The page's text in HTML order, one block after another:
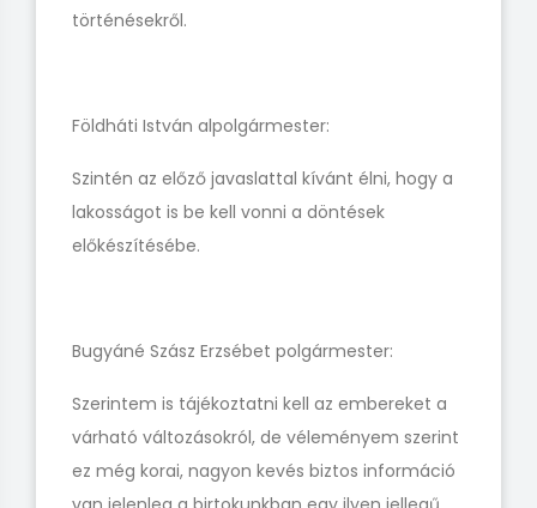
történésekről.
Földháti István alpolgármester:
Szintén az előző javaslattal kívánt élni, hogy a
lakosságot is be kell vonni a döntések
előkészítésébe.
Bugyáné Szász Erzsébet polgármester:
Szerintem is tájékoztatni kell az embereket a
várható változásokról, de véleményem szerint
ez még korai, nagyon kevés biztos információ